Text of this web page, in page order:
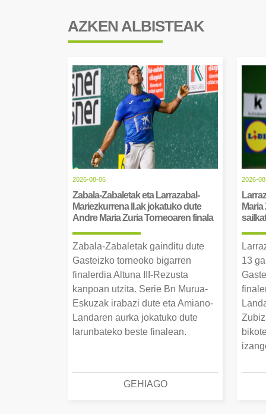
AZKEN ALBISTEAK
2026-08-06
Zabala-Zabaletak eta Larrazabal-
Mariezkurrena II.ak jokatuko dute
Andre Maria Zuria Torneoaren finala
Zabala-Zabaletak gainditu dute
Gasteizko torneoko bigarren
finalerdia Altuna III-Rezusta
kanpoan utzita. Serie Bn Murua-
Eskuzak irabazi dute eta Amiano-
Landaren aurka jokatuko dute
larunbateko beste finalean.
GEHIAGO
2026-
13